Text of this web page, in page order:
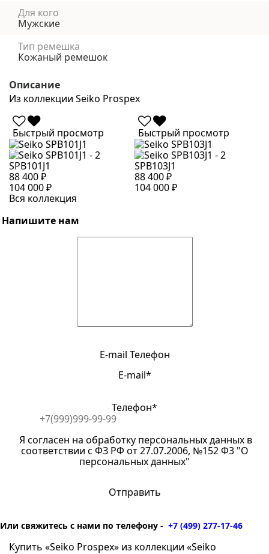
Для кого
Мужские
Тип ремешка
Кожаный ремешок
Описание
Из коллекции Seiko Prospex
Быстрый просмотр
SPB101J1
88 400 ₽
104 000 ₽
Быстрый просмотр
SPB103J1
88 400 ₽
104 000 ₽
Вся коллекция
Напишите нам
E-mail Телефон
E-mail*
Телефон*
Я согласен на обработку персональных данных в
соответствии с ФЗ РФ от 27.07.2006, №152 Ф3 "О
персональных данных"
Или свяжитесь с нами по телефону - +7 (499) 277-17-46
Купить «Seiko Prospex» из коллекции «Seiko